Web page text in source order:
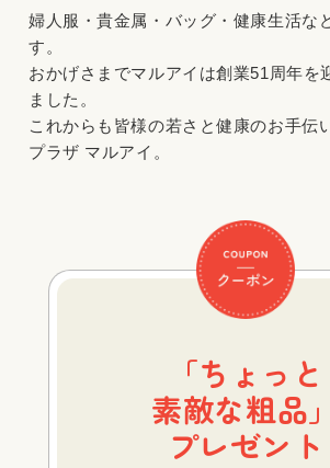
婦人服・貴金属・バッグ・健康生活な
す。
おかげさまでマルアイは創業51周年を
ました。
これからも皆様の若さと健康のお手伝
プラザ マルアイ。
「ちょっと
素敵な粗品」
プレゼント